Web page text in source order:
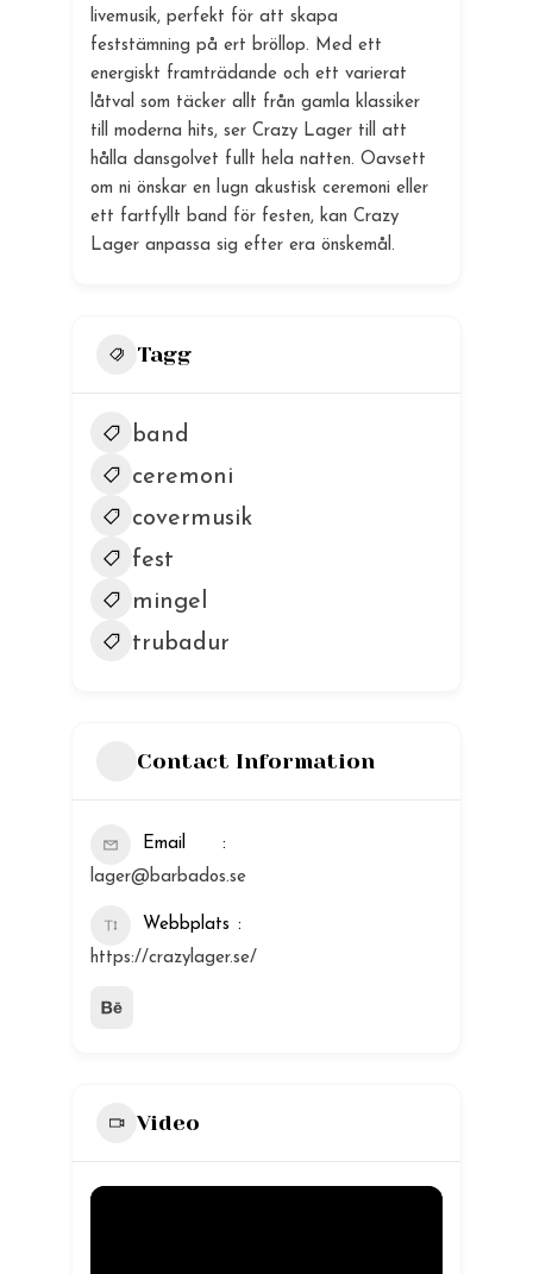
livemusik, perfekt för att skapa
feststämning på ert bröllop. Med ett
energiskt framträdande och ett varierat
låtval som täcker allt från gamla klassiker
till moderna hits, ser Crazy Lager till att
hålla dansgolvet fullt hela natten. Oavsett
om ni önskar en lugn akustisk ceremoni eller
ett fartfyllt band för festen, kan Crazy
Lager anpassa sig efter era önskemål.
Tagg
band
ceremoni
covermusik
fest
mingel
trubadur
Contact Information
Email
lager@barbados.se
Webbplats
https://crazylager.se/
Video